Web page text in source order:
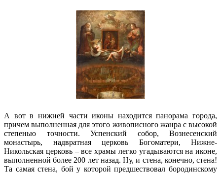
А вот в нижней части иконы находится панорама города,
причем выполненная для этого живописного жанра с высокой
степенью точности. Успенский собор, Вознесенский
монастырь, надвратная церковь Богоматери, Нижне-
Никольская церковь – все храмы легко угадываются на иконе,
выполненной более 200 лет назад. Ну, и стена, конечно, стена!
Та самая стена, бой у которой предшествовал бородинскому